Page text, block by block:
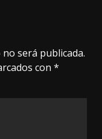
será publicada.
con *